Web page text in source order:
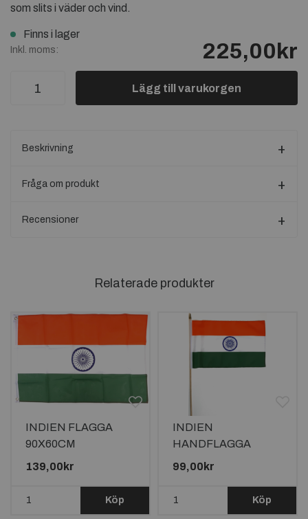
som slits i väder och vind.
Finns i lager
Inkl. moms: 225,00kr
Lägg till varukorgen
Beskrivning
Fråga om produkt
Recensioner
Relaterade produkter
INDIEN FLAGGA
90X60CM
139,00kr
Köp
INDIEN
HANDFLAGGA
45X30CM
99,00kr
Köp